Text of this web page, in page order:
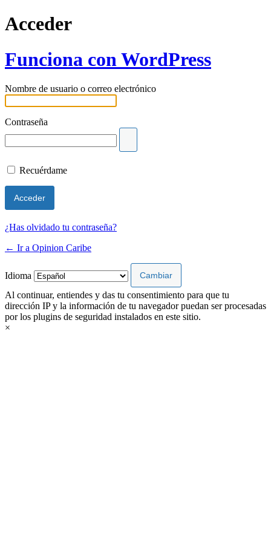
Acceder
Funciona con WordPress
Nombre de usuario o correo electrónico
Contraseña
Recuérdame
¿Has olvidado tu contraseña?
← Ir a Opinion Caribe
Idioma
Al continuar, entiendes y das tu consentimiento para que tu
dirección IP y la información de tu navegador puedan ser procesadas
por los plugins de seguridad instalados en este sitio.
×